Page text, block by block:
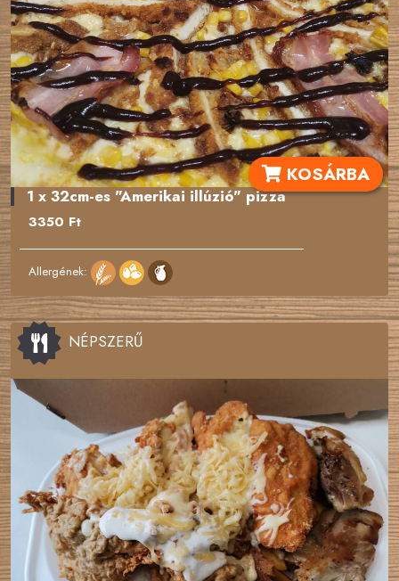
KOSÁRBA
1 x 32cm-es "Amerikai illúzió" pizza
3350 Ft
Allergének:
NÉPSZERŰ